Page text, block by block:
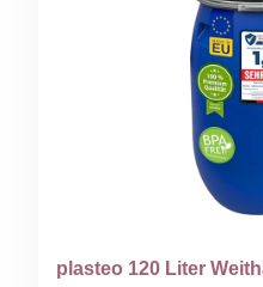
plasteo 120 Liter